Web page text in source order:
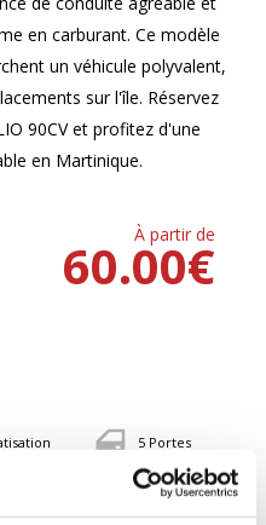
en carburant. Ce modèle
un véhicule polyvalent,
sur l'île. Réservez
90CV et profitez d'une
en Martinique.
À partir de
€
60.00
5 Portes
90 CV